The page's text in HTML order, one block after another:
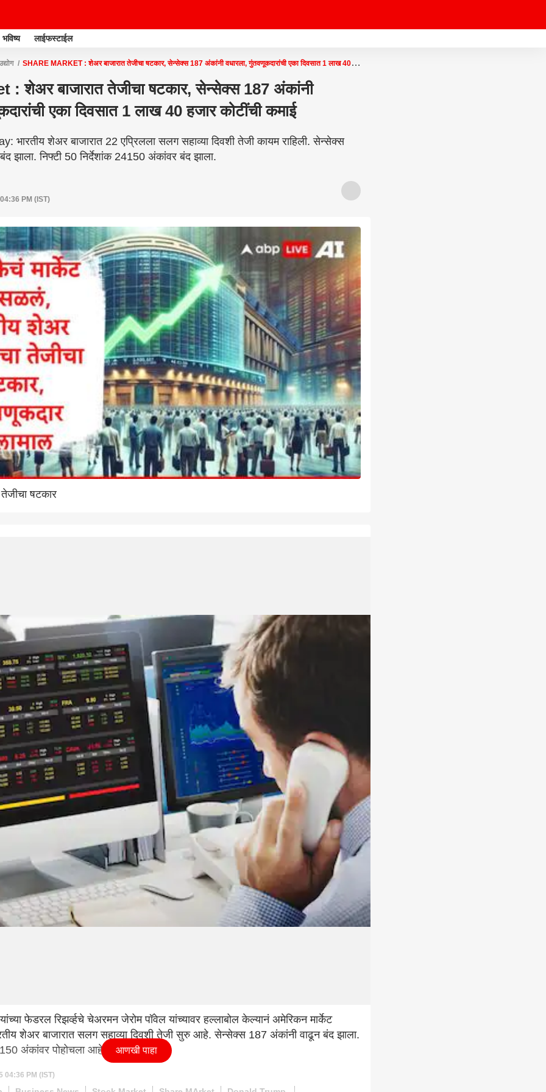
भविष्य लाईफस्टाईल
SHARE MARKET : शेअर बाजारात तेजीचा षटकार, सेन्सेक्स 187 अंकांनी वधारला, गुंतवणूकदारांची एका दिवसात 1 लाख 40
शेअर बाजारात तेजीचा षटकार, सेन्सेक्स 187 अंकांनी
एका दिवसात 1 लाख 40 हजार कोटींची कमाई
भारतीय शेअर बाजारात 22 एप्रिलला सलग सहाव्या दिवशी तेजी कायम राहिली. सेन्सेक्स
झाला. निफ्टी 50 निर्देशांक 24150 अंकांवर बंद झाला.
PM (IST)
षटकार
फेडरल रिझर्व्हचे चेअरमन जेरोम पॉवेल यांच्यावर हल्लाबोल केल्यानं अमेरिकन मार्केट
शेअर बाजारात सलग सहाव्या दिवशी तेजी सुरु आहे. सेन्सेक्स 187 अंकांनी वाढून बंद झाला.
अंकांवर पोहोचला आहे.
04:36 PM (IST)
आणखी पाहा